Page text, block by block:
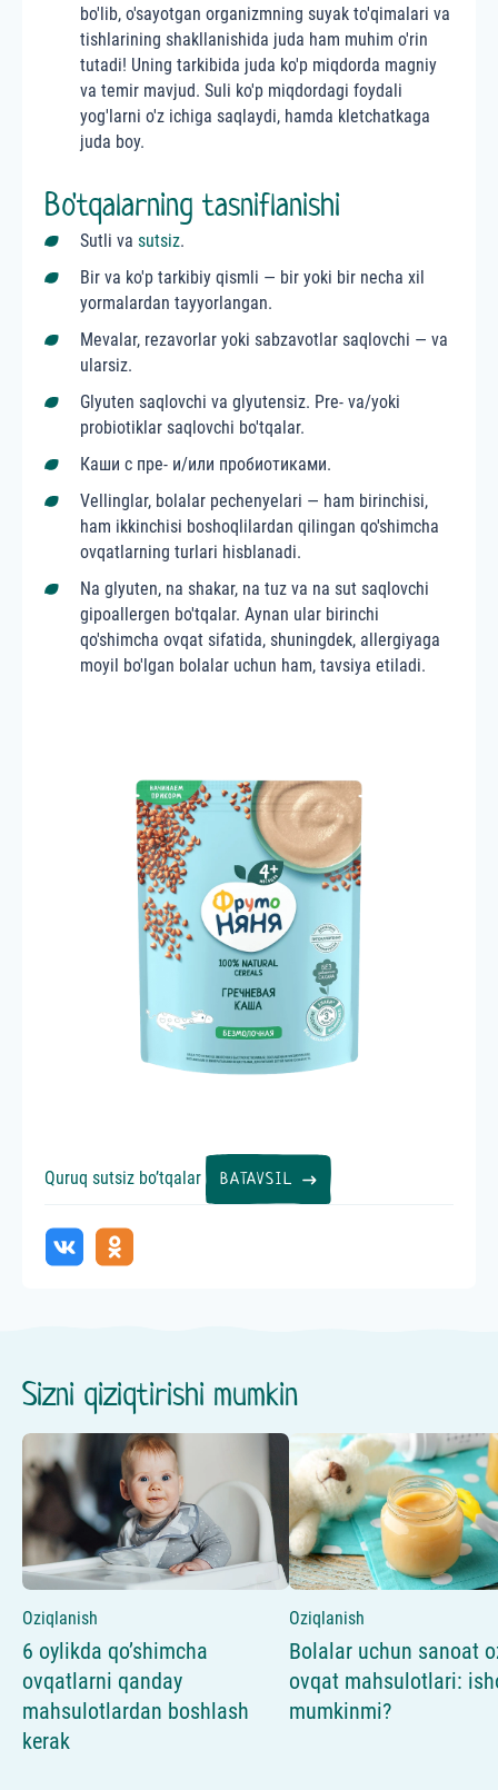
bo'lib, o'sayotgan organizmning suyak to'qimalari va
tishlarining shakllanishida juda ham muhim o'rin
tutadi! Uning tarkibida juda ko'p miqdorda magniy
va temir mavjud. Suli ko'p miqdordagi foydali
yog'larni o'z ichiga saqlaydi, hamda kletchatkaga
juda boy.
Bo'tqalarning tasniflanishi
Sutli va sutsiz.
Bir va ko'p tarkibiy qismli — bir yoki bir necha xil
yormalardan tayyorlangan.
Mevalar, rezavorlar yoki sabzavotlar saqlovchi — va
ularsiz.
Glyuten saqlovchi va glyutensiz. Pre- va/yoki
probiotiklar saqlovchi bo'tqalar.
Каши с пре- и/или пробиотиками.
Vellinglar, bolalar pechenyelari — ham birinchisi,
ham ikkinchisi boshoqlilardan qilingan qo'shimcha
ovqatlarning turlari hisblanadi.
Na glyuten, na shakar, na tuz va na sut saqlovchi
gipoallergen bo'tqalar. Aynan ular birinchi
qo'shimcha ovqat sifatida, shuningdek, allergiyaga
moyil bo'lgan bolalar uchun ham, tavsiya etiladi.
Quruq sutsiz bo’tqalar BATAVSIL
Sizni qiziqtirishi mumkin
Oziqlanish
6 oylikda qo’shimcha
ovqatlarni qanday
mahsulotlardan boshlash
kerak
Oziqlanish
Bolalar uchun sanoat
ovqat mahsulotlari:
mumkinmi?